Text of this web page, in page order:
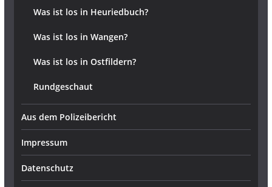
Was ist los in Heuriedbuch?
Was ist los in Wangen?
Was ist los in Ostfildern?
Rundgeschaut
Aus dem Polizeibericht
Impressum
Datenschutz